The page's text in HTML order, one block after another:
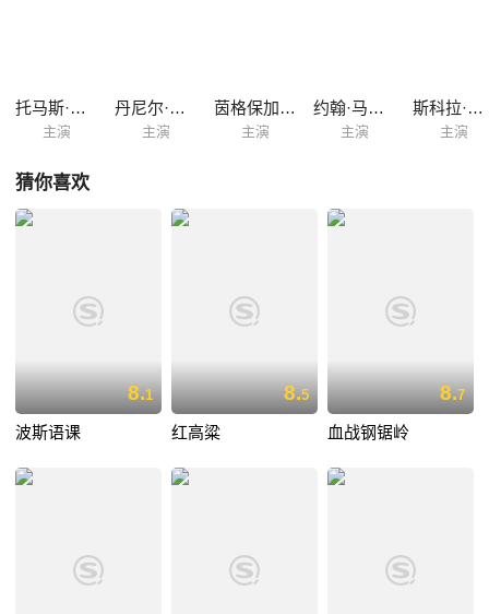
托马斯·克莱舒曼
主演
丹尼尔·布鲁赫
主演
茵格保加·达坤耐特
主演
约翰·马尔科维奇
主演
斯科拉·鲁特
主演
猜你喜欢
8.1
波斯语课
8.5
红高粱
8.7
血战钢锯岭